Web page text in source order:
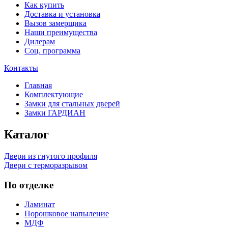
Как купить
Доставка и установка
Вызов замерщика
Наши преимущества
Дилерам
Соц. программа
Контакты
Главная
Комплектующие
Замки для стальных дверей
Замки ГАРДИАН
Каталог
Двери из гнутого профиля
Двери с терморазрывом
По отделке
Ламинат
Порошковое напыление
МДФ